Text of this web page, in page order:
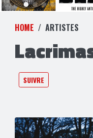
HOME ARTISTES
SUIVRE